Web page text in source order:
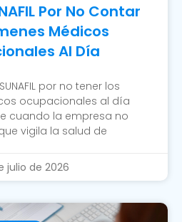
Por No Contar
Médicos
Al Día
por no tener los
ocupacionales al día
cuando la empresa no
vigila la salud de
julio de 2026